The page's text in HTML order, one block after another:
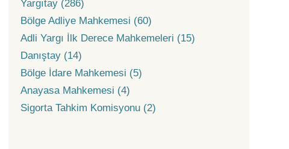
Yargıtay (286)
Bölge Adliye Mahkemesi (60)
Adli Yargı İlk Derece Mahkemeleri (15)
Danıştay (14)
Bölge İdare Mahkemesi (5)
Anayasa Mahkemesi (4)
Sigorta Tahkim Komisyonu (2)